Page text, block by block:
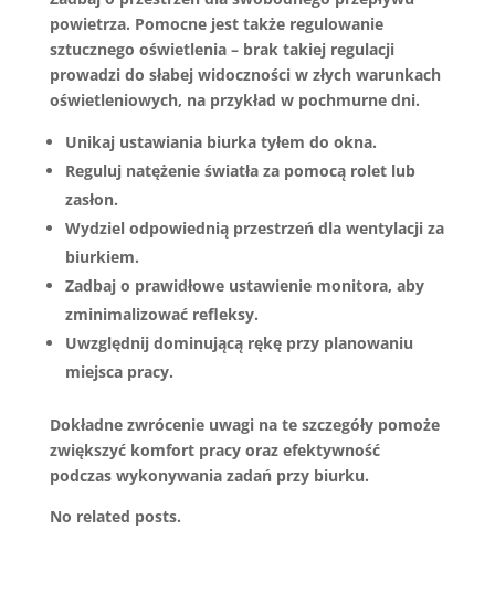
powietrza. Pomocne jest także regulowanie
sztucznego oświetlenia – brak takiej regulacji
prowadzi do słabej widoczności w złych warunkach
oświetleniowych, na przykład w pochmurne dni.
Unikajustawiania biurka tyłem do okna.
Regulujnatężenie światła za pomocą rolet lub
zasłon.
Wydzielodpowiednią przestrzeń dla wentylacji za
biurkiem.
Zadbajo prawidłowe ustawienie monitora, aby
zminimalizować refleksy.
Uwzględnijdominującą rękę przy planowaniu
miejsca pracy.
Dokładne zwrócenie uwagi na te szczegóły pomoże
zwiększyć komfort pracyoraz efektywność
podczas wykonywania zadań przy biurku.
No related posts.